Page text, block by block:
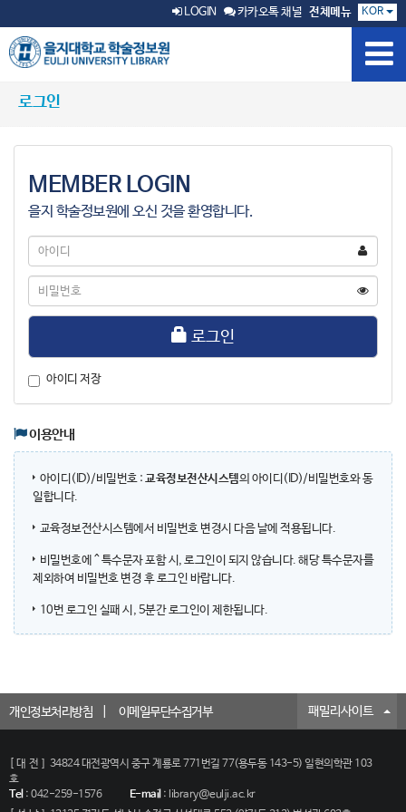
LOGIN 카카오톡 채널 전체메뉴 KOR
로그인
MEMBER LOGIN
을지 학술정보원에 오신 것을 환영합니다.
아
디
비
번
로그인
아이디 저장
이용안내
아이디(ID)/비밀번호 : 교육정보전산시스템의 아이디(ID)/비밀번호와 동
일합니다.
교육정보전산시스템에서 비밀번호 변경시 다음 날에 적용됩니다.
비밀번호에 ^ 특수문자 포함 시, 로그인이 되지 않습니다. 해당 특수문자를
제외하여 비밀번호 변경 후 로그인 바랍니다.
10번 로그인 실패 시, 5분간 로그인이 제한됩니다.
개인정보처리방침 이메일무단수집거부 패밀리사이트
[대전]
34824 대전광역시 중구 계룡로 771번길 77(용두동 143-5) 일현의학관 103
호
Tel: 042-259-1576 E-mail: library@eulji.ac.kr